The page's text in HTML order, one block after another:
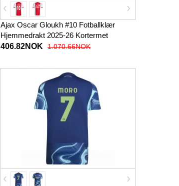
Ajax Oscar Gloukh #10 Fotballklær
Hjemmedrakt 2025-26 Kortermet
406.82NOK
1.070.66NOK